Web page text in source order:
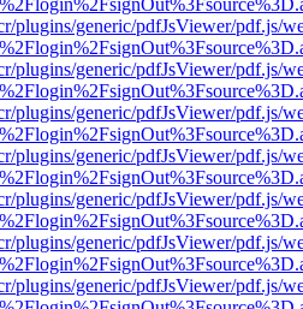
plugins/generic/pdfJsViewer/pdf.js/
plugins/generic/pdfJsViewer/pdf.js/
plugins/generic/pdfJsViewer/pdf.js/
plugins/generic/pdfJsViewer/pdf.js/
plugins/generic/pdfJsViewer/pdf.js/
plugins/generic/pdfJsViewer/pdf.js/
plugins/generic/pdfJsViewer/pdf.js/